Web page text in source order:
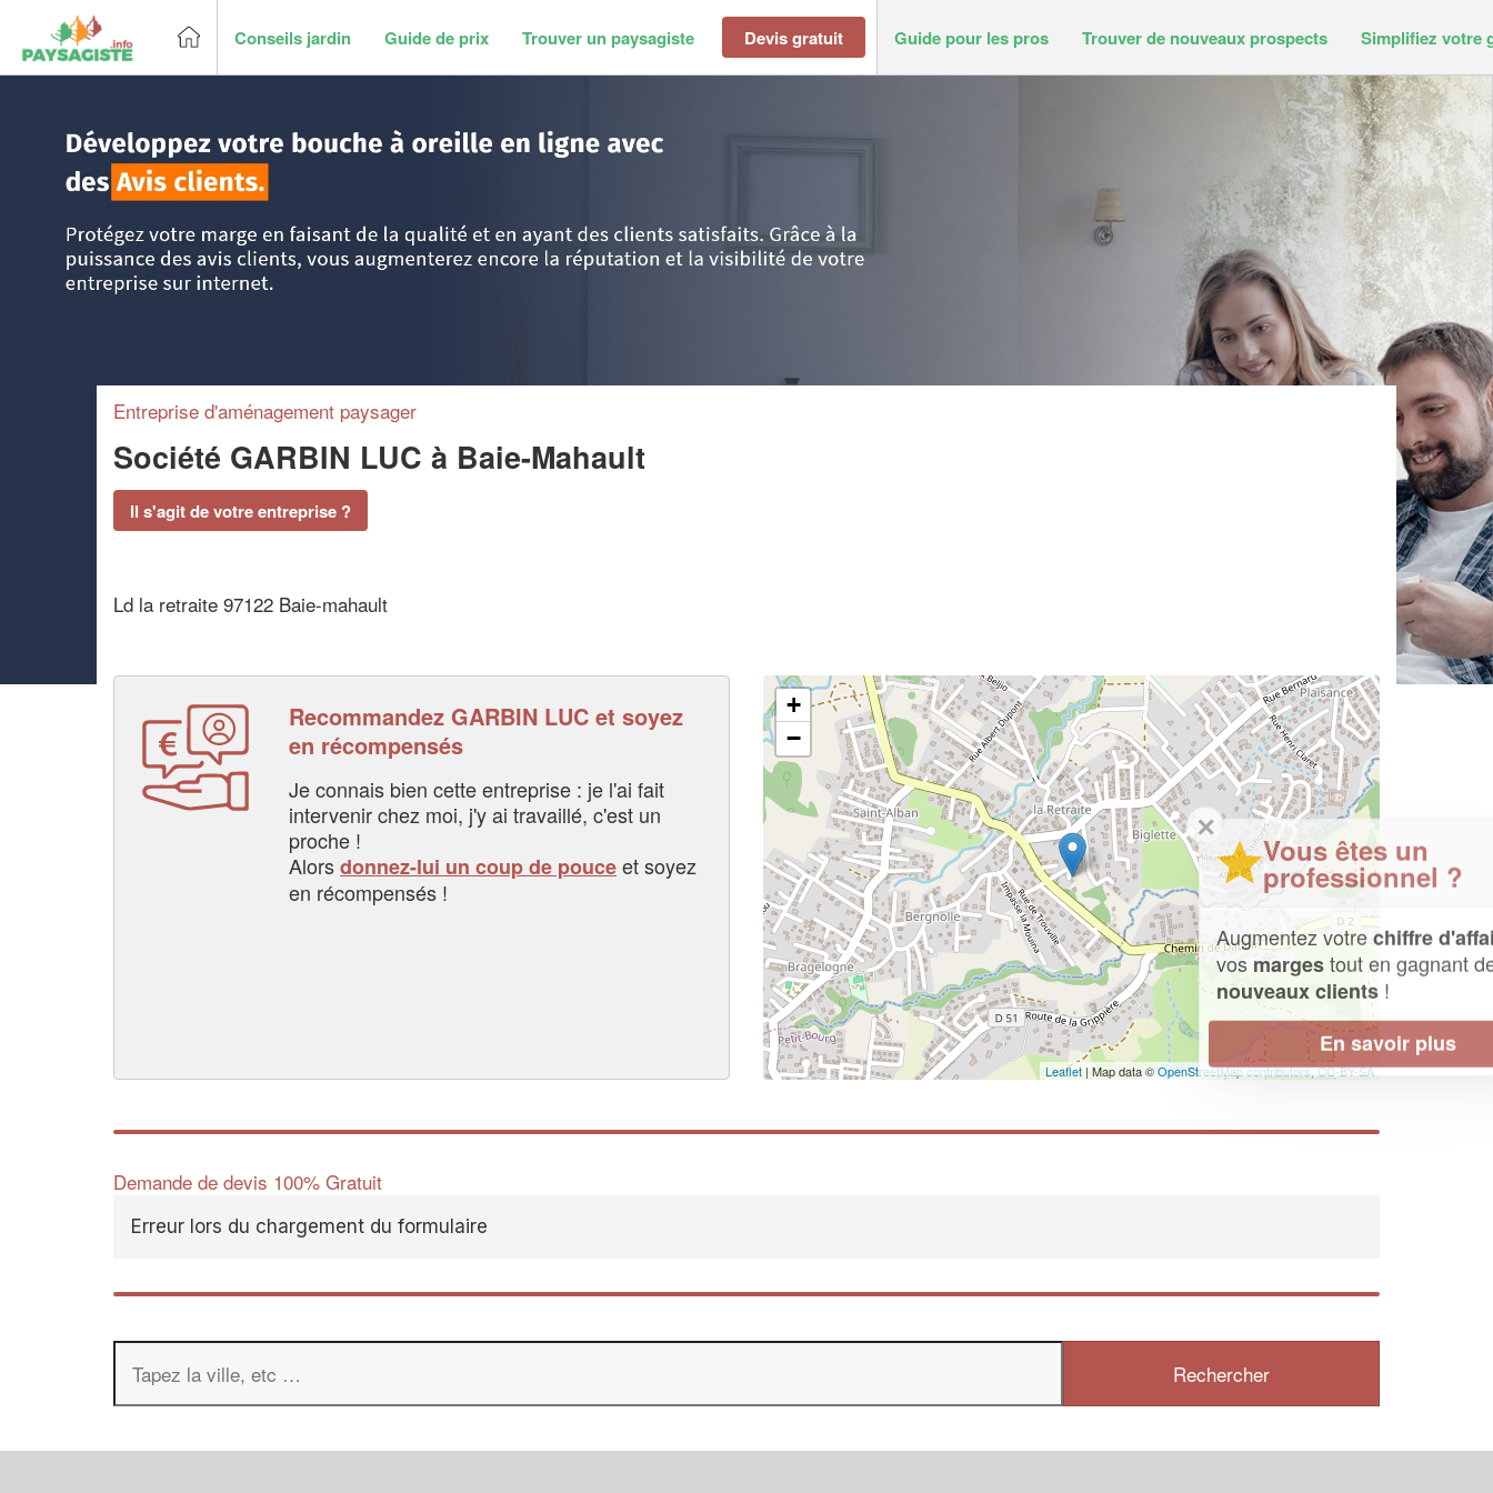
Conseils jardin Guide de prix Trouver un paysagiste Devis gratuit Guide pour les pros Trouver de nouveaux prospects Simplifiez votre
Entreprise d'aménagement paysager
Société GARBIN LUC à Baie-Mahault
Il s'agit de votre entreprise ?
Ld la retraite 97122 Baie-mahault
Recommandez GARBIN LUC et soyez
en récompensés
Je connais bien cette entreprise : je l'ai fait
intervenir chez moi, j'y ai travaillé, c'est un
proche !
Alorsdonnez-lui un coup de pouceet soyez
en récompensés !
+
−
Leaflet | Map data ©OpenStreetMap contributors,CC-BY-SA
Demande de devis 100% Gratuit
Erreur lors du chargement du formulaire
✕
Vous êtes un
professionnel ?
Augmentez votrechiffre d'affaireset
vosmargestout en gagnant de
nouveaux clients!
En savoir plus